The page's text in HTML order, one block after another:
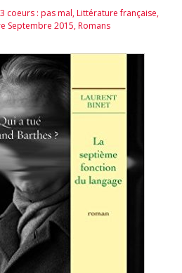
3 coeurs : pas mal,Littérature française,
Septembre 2015,Romans